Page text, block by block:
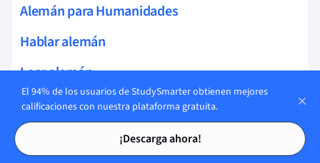
Tarjetas de estudio
Tarjetas de estudio
Alemán para Humanidades
Hablar alemán
Leer alemán
Escuchar alemán
Reglas de ortografía en alemán
El 94% de los usuarios de StudySmarter obtienen mejores
calificaciones con nuestra plataforma gratuita.
¡Descarga ahora!